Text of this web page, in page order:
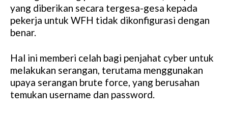
yang diberikan secara tergesa-gesa kepada
pekerja untuk WFH tidak dikonfigurasi dengan
benar.
Hal ini memberi celah bagi penjahat cyber untuk
melakukan serangan, terutama menggunakan
upaya serangan brute force, yang berusahan
temukan username dan password.